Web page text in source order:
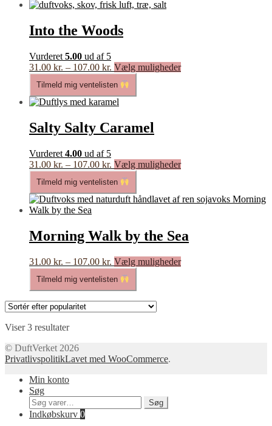
popularitet
Into the Woods
Vurderet 5.00 ud af 5
31.00 kr. – 107.00 kr. Prisinterval:
31.00 kr.
til
107.00 kr.
Vælg mulighederDette
varesiden
Tilmeld mig ventelisten
Salty Salty Caramel
Vurderet 4.00 ud af 5
31.00 kr. – 107.00 kr. Prisinterval:
31.00 kr.
til
107.00 kr.
Vælg mulighederDette
flere
varianter.
vælges
varesiden
Tilmeld mig ventelisten
Morning Walk by the Sea
31.00 kr. – 107.00 kr. Prisinterval:
31.00 kr.
til
107.00 kr.
Vælg mulighederDette
Tilmeld mig ventelisten
Viser 3 resultaterSorteret
popularitet
© DuftVerket 2026
PrivatlivspolitikLavet med WooCommerce.
Min konto
Søg
Søg
efter:
Søg
Indkøbskurv 0